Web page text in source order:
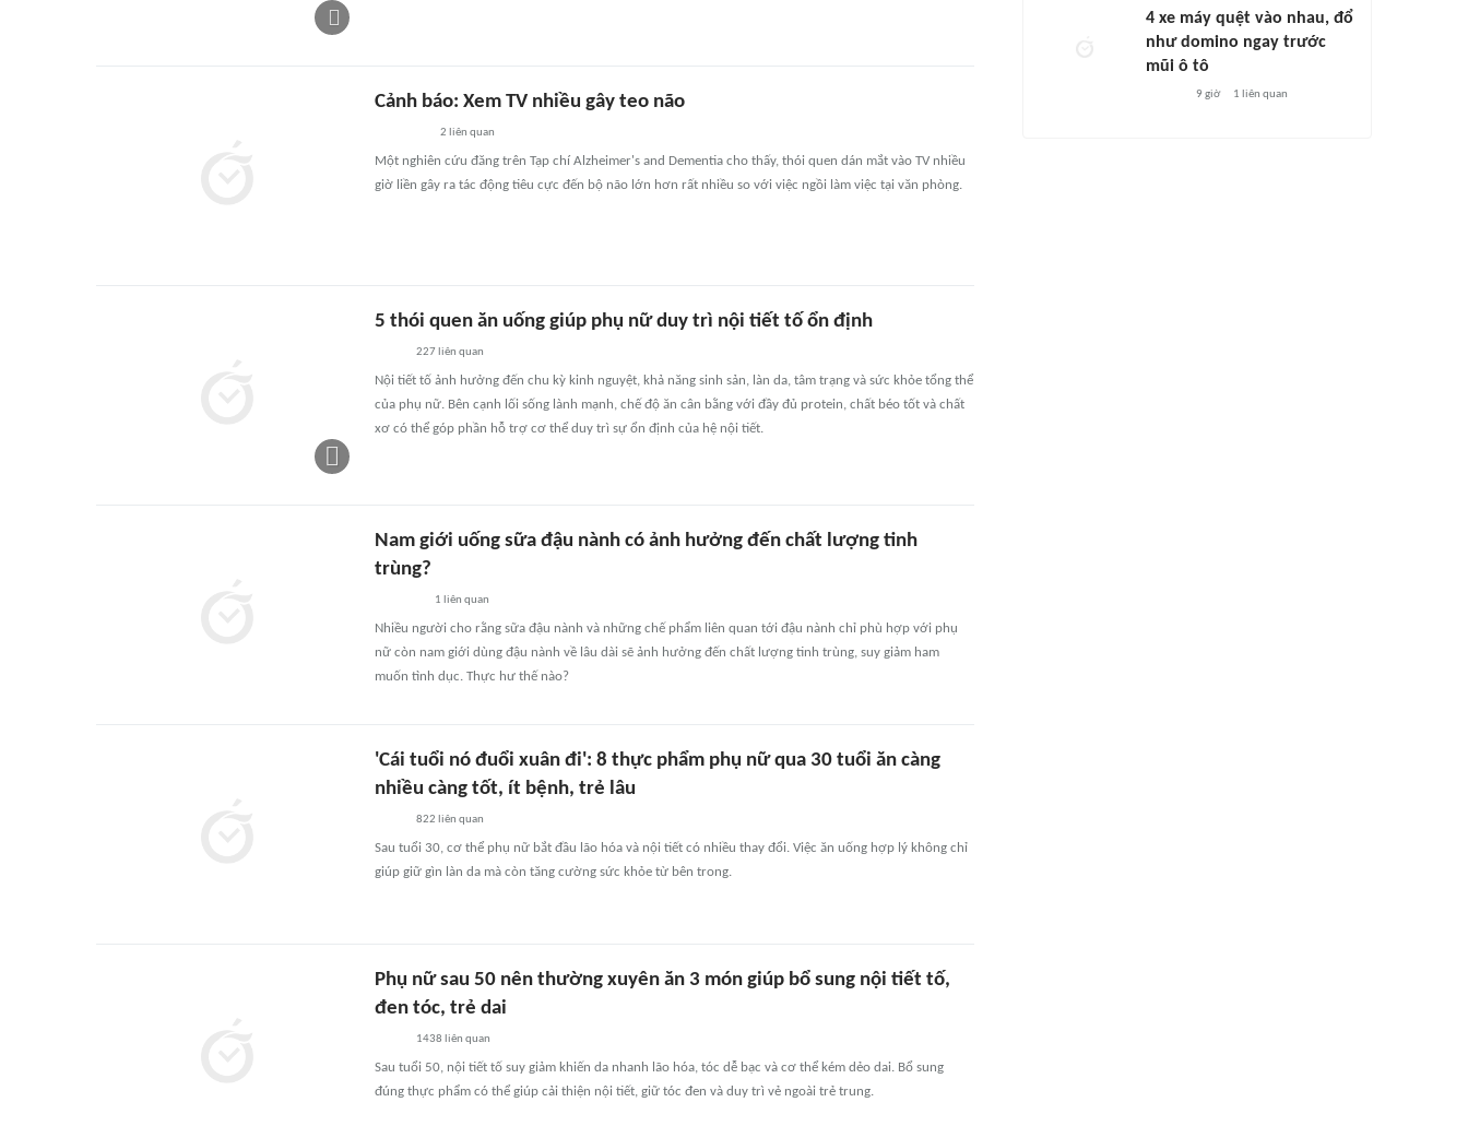
Cảnh báo: Xem TV nhiều gây teo não
2 liên quan
Một nghiên cứu đăng trên Tạp chí Alzheimer's and Dementia cho thấy, thói quen dán mắt vào TV nhiều
giờ liền gây ra tác động tiêu cực đến bộ não lớn hơn rất nhiều so với việc ngồi làm việc tại văn phòng.
5 thói quen ăn uống giúp phụ nữ duy trì nội tiết tố ổn định
227 liên quan
Nội tiết tố ảnh hưởng đến chu kỳ kinh nguyệt, khả năng sinh sản, làn da, tâm trạng và sức khỏe tổng thể
của phụ nữ. Bên cạnh lối sống lành mạnh, chế độ ăn cân bằng với đầy đủ protein, chất béo tốt và chất
xơ có thể góp phần hỗ trợ cơ thể duy trì sự ổn định của hệ nội tiết.
Nam giới uống sữa đậu nành có ảnh hưởng đến chất lượng tinh
trùng?
1 liên quan
Nhiều người cho rằng sữa đậu nành và những chế phẩm liên quan tới đậu nành chỉ phù hợp với phụ
nữ còn nam giới dùng đậu nành về lâu dài sẽ ảnh hưởng đến chất lượng tinh trùng, suy giảm ham
muốn tình dục. Thực hư thế nào?
'Cái tuổi nó đuổi xuân đi': 8 thực phẩm phụ nữ qua 30 tuổi ăn càng
nhiều càng tốt, ít bệnh, trẻ lâu
822 liên quan
Sau tuổi 30, cơ thể phụ nữ bắt đầu lão hóa và nội tiết có nhiều thay đổi. Việc ăn uống hợp lý không chỉ
giúp giữ gìn làn da mà còn tăng cường sức khỏe từ bên trong.
Phụ nữ sau 50 nên thường xuyên ăn 3 món giúp bổ sung nội tiết tố,
đen tóc, trẻ dai
1438 liên quan
Sau tuổi 50, nội tiết tố suy giảm khiến da nhanh lão hóa, tóc dễ bạc và cơ thể kém dẻo dai. Bổ sung
đúng thực phẩm có thể giúp cải thiện nội tiết, giữ tóc đen và duy trì vẻ ngoài trẻ trung.
4 xe máy quệt vào nhau, đổ
như domino ngay trước
mũi ô tô
9 giờ 1 liên quan